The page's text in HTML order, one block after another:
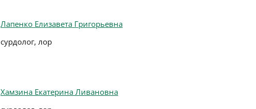
Лапенко Елизавета Григорьевна
сурдолог, лор
Хамзина Екатерина Ливановна